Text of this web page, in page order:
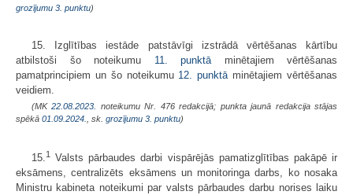
grozījumu 3. punktu)
15. Izglītības iestāde patstāvīgi izstrādā vērtēšanas kārtību
atbilstoši šo noteikumu 11. punktāminētajiem vērtēšanas
pamatprincipiem un šo noteikumu 12. punktāminētajiem vērtēšanas
veidiem.
(MK22.08.2023.
noteikumu Nr. 476 redakcijā; punkta jaunā redakcija stājas
spēkā 01.09.2024. , sk. grozījumu 3. punktu)
15.1
Valsts pārbaudes darbi vispārējās pamatizglītības pakāpē ir
eksāmens, centralizēts eksāmens un monitoringa darbs, ko nosaka
Ministru kabineta noteikumi par valsts pārbaudes darbu norises laiku